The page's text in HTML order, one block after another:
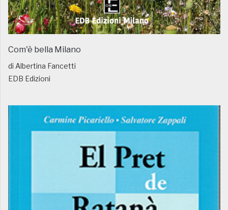
Com'è bella Milano
di Albertina Fancetti
EDB Edizioni